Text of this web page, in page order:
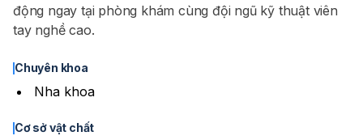
động ngay tại phòng khám cùng đội ngũ kỹ thuật viên
tay nghề cao.
Chuyên khoa
Nha khoa
Cơ sở vật chất